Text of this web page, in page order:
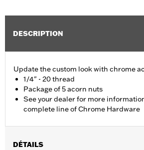
DESCRIPTION
Update the custom look with chrome
1/4" - 20 thread
Package of 5 acorn nuts
See your dealer for more
complete line of Chrome Hardware
DÉTAILS